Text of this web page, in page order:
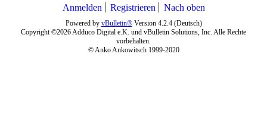
Anmelden Registrieren Nach oben
Powered by vBulletin®Version 4.2.4 (Deutsch)
Copyright ©2026 Adduco Digital e.K. und vBulletin Solutions, Inc. Alle Rechte
vorbehalten.
© Anko Ankowitsch 1999-2020